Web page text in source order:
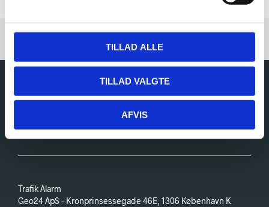
TILLAD ALLE
TILLAD VALGTE
AFVIS
Se Vilkår og Betingelser samt privatlivspolitik
Trafik Alarm
Geo24 ApS – Kronprinsessegade 46E, 1306 København K